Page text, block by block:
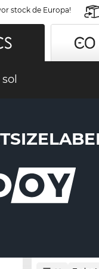
stock de Europa!